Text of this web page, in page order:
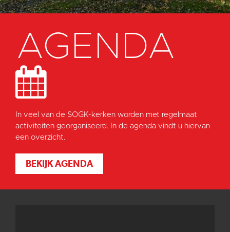
AGENDA
In veel van de SOGK-kerken worden met regelmaat
activiteiten georganiseerd. In de agenda vindt u hiervan
een overzicht.
BEKIJK AGENDA